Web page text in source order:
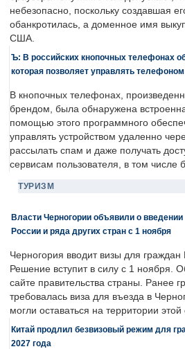
небезопасно, поскольку создавшая
обанкротилась, а доменное имя
США.
Ъ: В российских кнопочных телефонах
которая позволяет управлять
В кнопочных телефонах,
брендом, была обнаружена
помощью этого программного
управлять устройством удаленно
рассылать спам и даже получать
сервисам пользователя, в том числе
ТУРИЗМ
Власти Черногории объявили о
России и ряда других стран с 1 ноября
Черногория вводит визы для
Решение вступит в силу с 1 ноября.
сайте правительства страны. Ранее
требовалась виза для въезда в
могли оставаться на территории
Китай продлил безвизовый режим для
2027 года